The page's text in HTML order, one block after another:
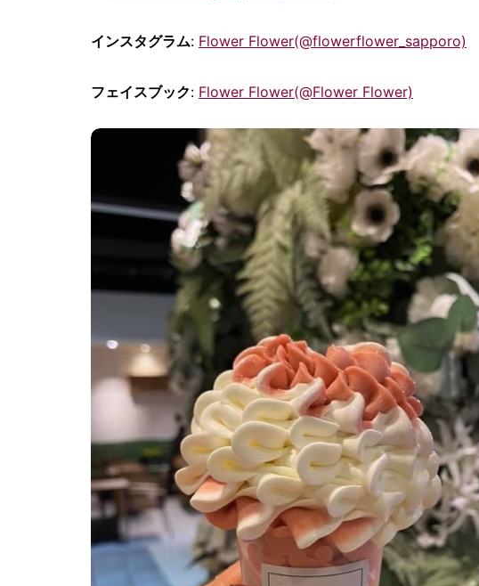
インスタグラム: Flower Flower(@flowerflower_sapporo)
フェイスブック: Flower Flower(@Flower Flower)